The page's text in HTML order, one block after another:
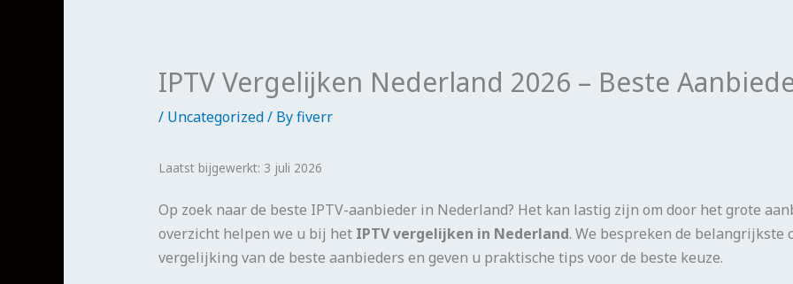
IPTV Vergelijken Nederland 2026 – Beste
/ Uncategorized/ Byfiverr
Laatst bijgewerkt: 3 juli 2026
Op zoek naar de beste IPTV-aanbieder in Nederland? Het kan lastig zijn om door het grote
overzicht helpen we u bij het IPTV vergelijken in Nederland. We bespreken de
vergelijking van de beste aanbieders en geven u praktische tips voor de beste keuze.